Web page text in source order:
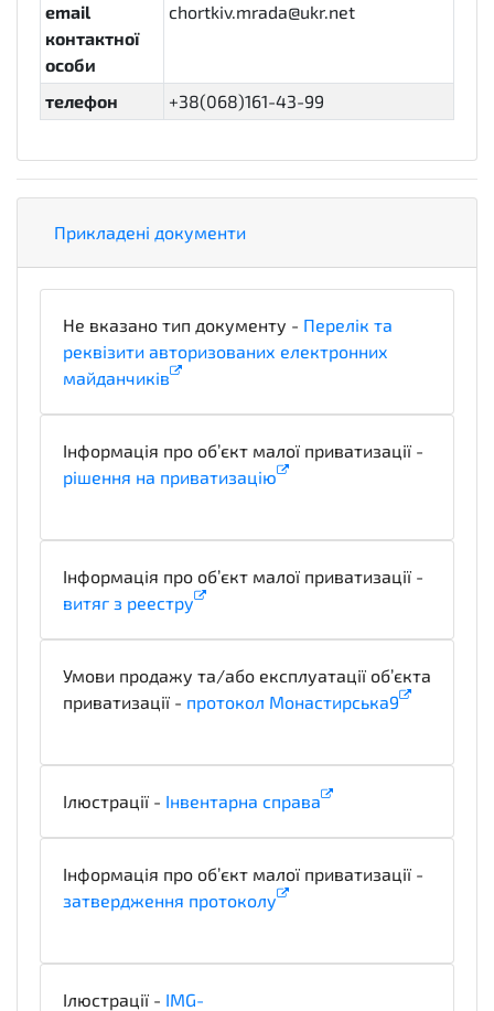
email
контактної
особи
chortkiv.mrada@ukr.net
телефон +38(068)161-43-99
Прикладені документи
Не вказано тип документу - Перелік та
реквізити авторизованих електронних
майданчиків
Інформація про об’єкт малої приватизації -
рiшення на приватизацiю
Інформація про об’єкт малої приватизації -
витяг з реeстру
Умови продажу та/або експлуатації об’єкта
приватизації - протокол Монастирська9
Ілюстрації - Інвентарна справа
Інформація про об’єкт малої приватизації -
затвердження протоколу
Ілюстрації - IMG-